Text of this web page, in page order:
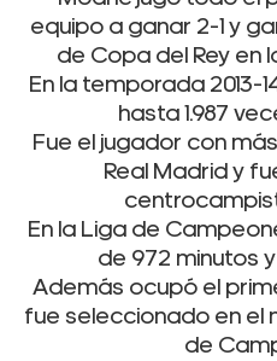
equipo a ganar 2-1 y
de Copa del Rey en
En la temporada 2013-
hasta 1.987
Fue el jugador con
Real Madrid y
En la Liga de
de 972 minutos
Además ocupó el
fue seleccionado en el
de